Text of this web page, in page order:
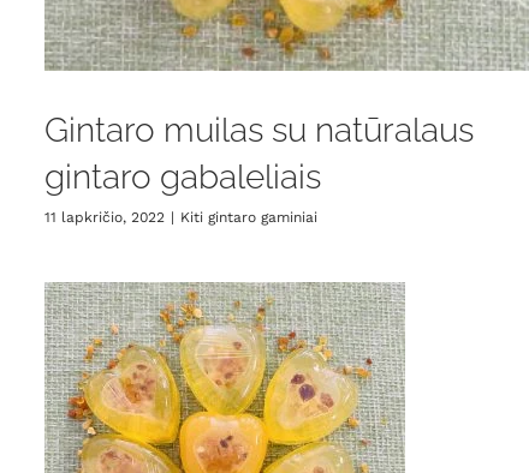
Gintaro muilas su natūralaus
gintaro gabaleliais
11 lapkričio, 2022 | Kiti gintaro gaminiai